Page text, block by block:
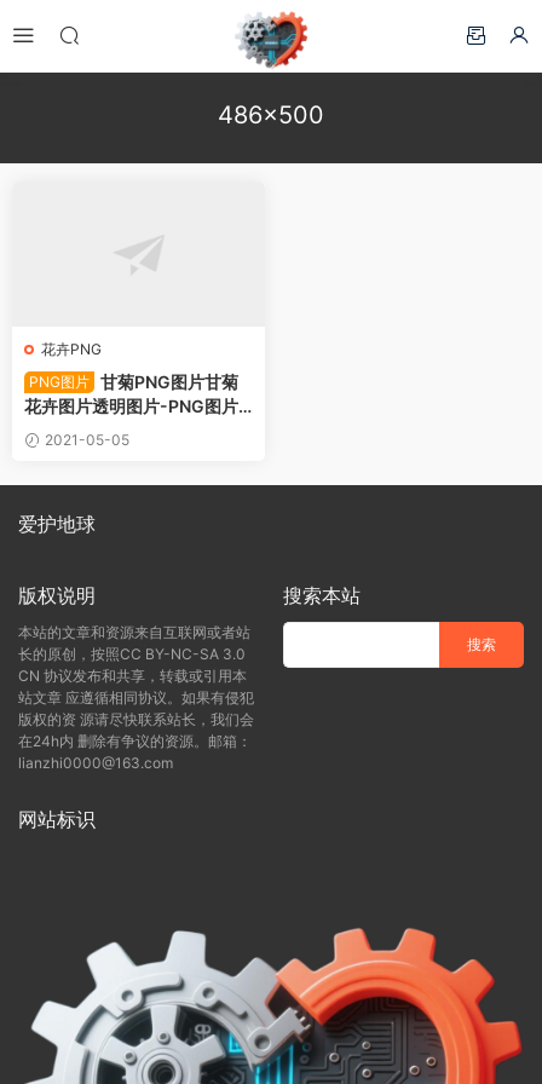
486×500
花卉PNG
PNG图片 甘菊PNG图片甘菊
花卉图片透明图片-PNG图片
下载2021-05-05
爱护地球
版权说明
本站的文章和资源来自互联网或者站
长的原创，按照CC BY-NC-SA 3.0
CN 协议发布和共享，转载或引用本
站文章 应遵循相同协议。如果有侵犯
版权的资 源请尽快联系站长，我们会
在24h内 删除有争议的资源。邮箱：
lianzhi0000@163.com
搜索本站
网站标识